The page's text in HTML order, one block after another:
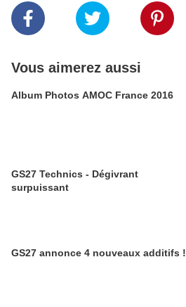
Vous aimerez aussi
Album Photos AMOC France 2016
GS27 Technics - Dégivrant
surpuissant
GS27 annonce 4 nouveaux additifs !